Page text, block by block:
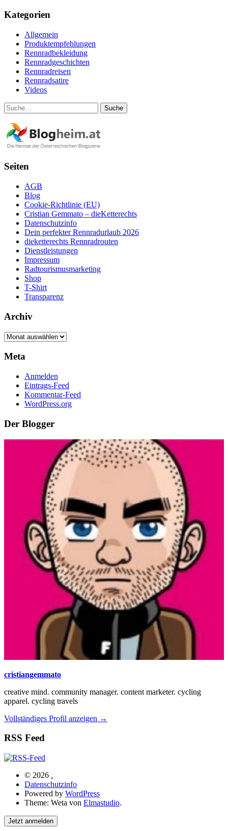
Kategorien
Allgemein
Produktempfehlungen
Rennradbekleidung
Rennradgeschichten
Rennradreisen
Rennradsatire
Videos
Suche
Seiten
AGB
Blog
Cookie-Richtlinie (EU)
Cristian Gemmato – dieKetterechts
Datenschutzinfo
Dein perfekter Rennradurlaub 2026
dieketterechts Rennradrouten
Dienstleistungen
Impressum
Radtourismusmarketing
Shop
T-Shirt
Transparenz
Archiv
Archiv
Meta
Anmelden
Eintrags-Feed
Kommentar-Feed
WordPress.org
Der Blogger
cristiangemmato
creative mind. community manager. content marketer. cycling
apparel. cycling travels
Vollständiges Profil anzeigen →
RSS Feed
© 2026 .
Datenschutzinfo
Powered by WordPress
Theme: Weta von Elmastudio.
Jetzt anmelden